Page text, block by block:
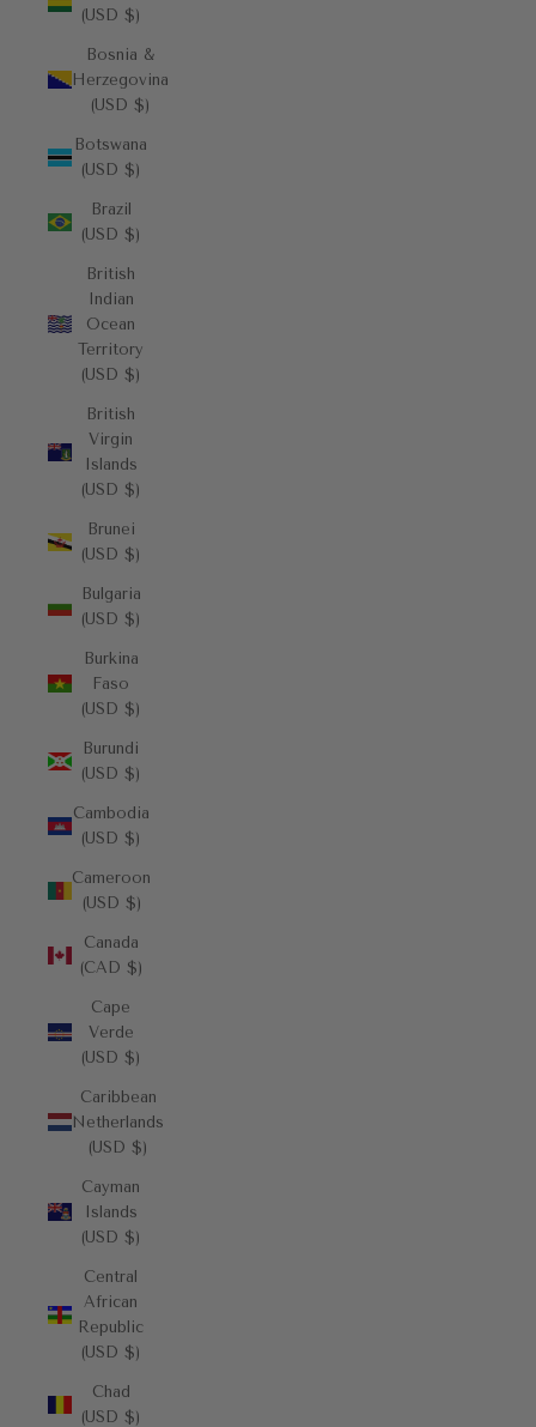
(USD $)
Bosnia &
Herzegovina
(USD $)
Botswana
(USD $)
Brazil
(USD $)
British
Indian
Ocean
Territory
(USD $)
British
Virgin
Islands
(USD $)
Brunei
(USD $)
Bulgaria
(USD $)
Burkina
Faso
(USD $)
Burundi
(USD $)
Cambodia
(USD $)
Cameroon
(USD $)
Canada
(CAD $)
Cape
Verde
(USD $)
Caribbean
Netherlands
(USD $)
Cayman
Islands
(USD $)
Central
African
Republic
(USD $)
Chad
(USD $)